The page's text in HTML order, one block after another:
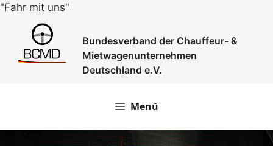
"Fahr mit uns"
springen
Bundesverband der Chauffeur- &
Mietwagenunternehmen
Deutschland e.V.
Menü